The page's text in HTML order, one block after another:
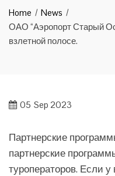
Home
News
ОАО “Аэропорт Старый
взлетной полосе.
05 Sep 2023
Партнерские
партнерские
туроператоров. Если